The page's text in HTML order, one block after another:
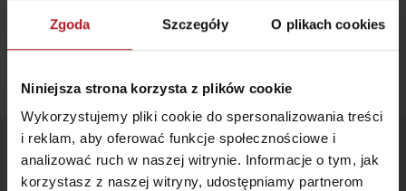
Zgoda Szczegóły O plikach cookies
Niniejsza strona korzysta z plików cookie
Wykorzystujemy pliki cookie do spersonalizowania treści
i reklam, aby oferować funkcje społecznościowe i
analizować ruch w naszej witrynie. Informacje o tym, jak
korzystasz z naszej witryny, udostępniamy partnerom
Śledź nas